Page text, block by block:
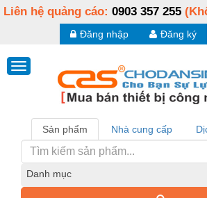
Liên hệ quảng cáo: 0903 357 255
Đăng ký
Đăng nhập
Sản phẩm Nhà cung cấp
Danh mục